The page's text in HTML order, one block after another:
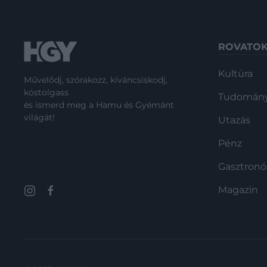
Művelődj, szórakozz, kíváncsiskodj,
kóstolgass
és ismerd meg a Hamu és Gyémánt
világát!
ROVATOK
Kultúra
Utazás
Pénz
Magazin